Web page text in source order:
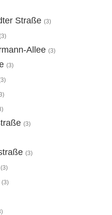
Straße (3)
Allee (3)
(3)
(3)
(3)
(3)
(3)